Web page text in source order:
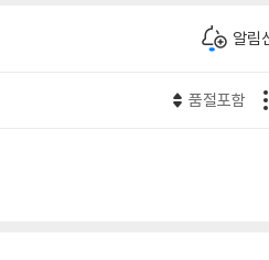
알림
품절포함